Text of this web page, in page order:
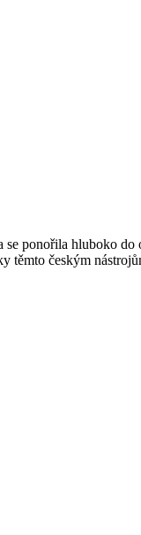
ponořila hluboko
českým